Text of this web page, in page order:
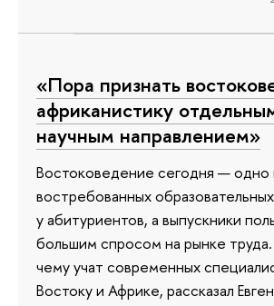
«Пора признать
африканистику
научным направлением»
Востоковедение сегодня — одно
востребованных
у абитуриентов, а выпускники
большим спросом на рынке
чему учат современных
Востоку и Африке, рассказал